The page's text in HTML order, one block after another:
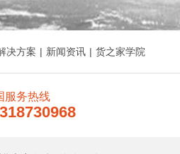
决方案 | 新闻资讯 | 货之家学院
服务热线